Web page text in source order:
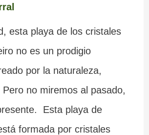
esta playa de los cristales
no es un prodigio
por la naturaleza,
no miremos al pasado,
Esta playa de
formada por cristales